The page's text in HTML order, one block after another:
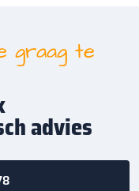
graag te
advies